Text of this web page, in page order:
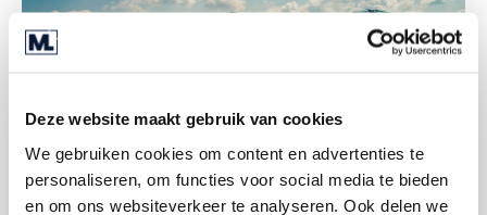
Deze website maakt gebruik van cookies
We gebruiken cookies om content en advertenties te
personaliseren, om functies voor social media te bieden
en om ons websiteverkeer te analyseren. Ook delen we